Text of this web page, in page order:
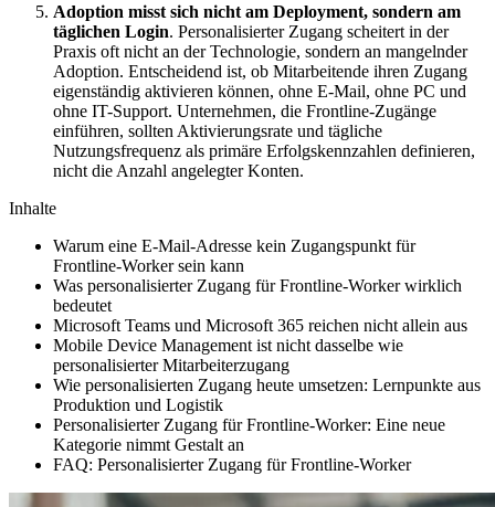
Adoption misst sich nicht am Deployment, sondern am
täglichen Login. Personalisierter Zugang scheitert in der
Praxis oft nicht an der Technologie, sondern an mangelnder
Adoption. Entscheidend ist, ob Mitarbeitende ihren Zugang
eigenständig aktivieren können, ohne E-Mail, ohne PC und
ohne IT-Support. Unternehmen, die Frontline-Zugänge
einführen, sollten Aktivierungsrate und tägliche
Nutzungsfrequenz als primäre Erfolgskennzahlen definieren,
nicht die Anzahl angelegter Konten.
Inhalte
Warum eine E-Mail-Adresse kein Zugangspunkt für
Frontline-Worker sein kann
Was personalisierter Zugang für Frontline-Worker wirklich
bedeutet
Microsoft Teams und Microsoft 365 reichen nicht allein aus
Mobile Device Management ist nicht dasselbe wie
personalisierter Mitarbeiterzugang
Wie personalisierten Zugang heute umsetzen: Lernpunkte aus
Produktion und Logistik
Personalisierter Zugang für Frontline-Worker: Eine neue
Kategorie nimmt Gestalt an
FAQ: Personalisierter Zugang für Frontline-Worker